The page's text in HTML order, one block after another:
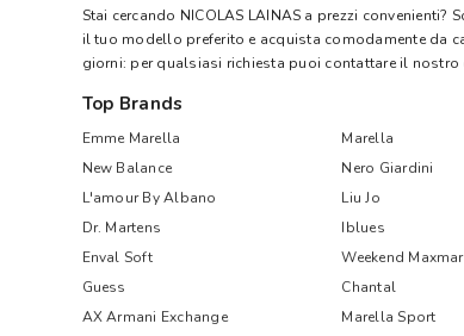
Stai cercando NICOLAS LAINAS a prezzi
il tuo modello preferito e acquista comodamente da
giorni: per qualsiasi richiesta puoi contattare il nostro
Top Brands
Emme Marella Marella
New Balance
Nero Giardini
L'amour By Albano
Liu Jo
Dr. Martens
Iblues
Enval Soft
Weekend
Guess
Chantal
AX Armani Exchange
Marella Sport